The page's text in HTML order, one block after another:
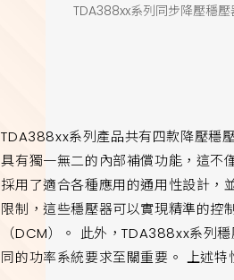
TDA388xx系列同步降壓穩壓
TDA388xx系列產品共有四款降壓穩
具有獨一無二的內部補償功能，這不
採用了適合各種應用的通用性設計，
限制，這些穩壓器可以實現精準的控
（DCM）。 此外，TDA388xx系列
同的功率系統要求至關重要。 上述